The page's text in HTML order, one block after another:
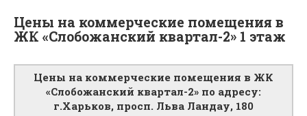
Цены на коммерческие помещения в
ЖК «Слобожанский квартал-2» 1 этаж
Цены на коммерческие помещения в ЖК
«Слобожанский квартал-2» по адресу:
г.Харьков, просп. Льва Ландау, 180